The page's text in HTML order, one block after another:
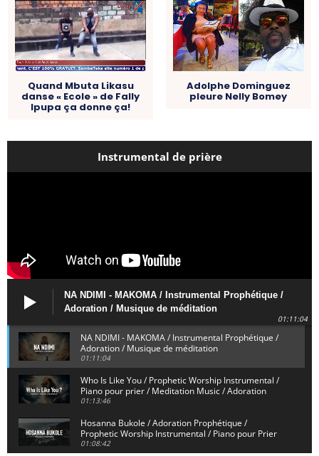
Quand Mbuta Likasu
danse « Ecole » de Fally
Ipupa ça donne ça!
Adolphe Dominguez
pleure Nelly Bomey
Instrumental de prière
NA NDIMI - MAKOMA / Instrumental Prophétique /
Adoration / Musique de méditation
01:11:04
NA NDIMI - MAKOMA / Instrumental Prophétique /
Adoration / Musique de méditation
01:11:04
Who Is Like You / Prophetic Worship Instrumental /
Piano pour prier / Meditation Music / Adoration
01:13:46
Hosanna Bukole / Adoration Prophétique /
Prophetic Worship Instrumental / Piano pour Prier
01:08:42